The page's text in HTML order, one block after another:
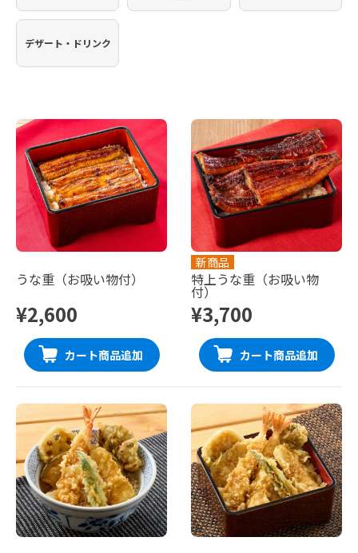
デザート・ドリンク
うな重（お吸い物付）
¥2,600
カート商品追加
新商品
特上うな重（お吸い物
付）
¥3,700
カート商品追加